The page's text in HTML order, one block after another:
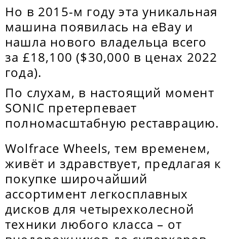
Но в 2015-м году эта уникальная
машина появилась на eBay и
нашла нового владельца всего
за £18,100 ($30,000 в ценах 2022
года).
По слухам, в настоящий момент
SONIC претерпевает
полномасштабную реставрацию.
Wolfrace Wheels, тем временем,
живёт и здравствует, предлагая к
покупке широчайший
ассортимент легкосплавных
дисков для четырехколесной
техники любого класса – от